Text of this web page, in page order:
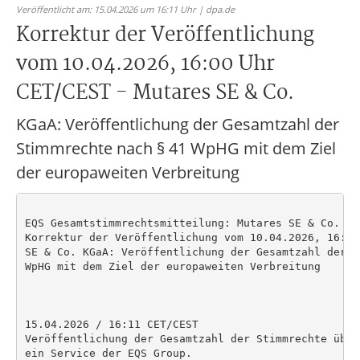
Veröffentlicht am: 15.04.2026 um 16:11 Uhr | dpa.de
Korrektur der Veröffentlichung
vom 10.04.2026, 16:00 Uhr
CET/CEST - Mutares SE & Co.
KGaA: Veröffentlichung der Gesamtzahl der
Stimmrechte nach § 41 WpHG mit dem Ziel
der europaweiten Verbreitung
EQS Gesamtstimmrechtsmitteilung: Mutares SE & Co.
Korrektur der Veröffentlichung vom 10.04.2026, 16:00
SE & Co. KGaA: Veröffentlichung der Gesamtzahl der
WpHG mit dem Ziel der europaweiten Verbreitung
15.04.2026 / 16:11 CET/CEST
Veröffentlichung der Gesamtzahl der Stimmrechte
ein Service der EQS Group.